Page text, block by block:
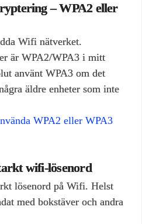
– WPA2 eller
Wifi nätverket.
är WPA2/WPA3 i mitt
använt WPA3 om det
äldre enheter som inte
WPA2 eller WPA3
wifi‑lösenord
lösenord på Wifi. Helst
med bokstäver och andra